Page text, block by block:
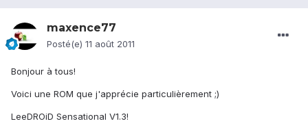
maxence77
Posté(e) 11 août 2011
Bonjour à tous!
Voici une ROM que j'apprécie particulièrement ;)
LeeDROiD Sensational V1.3!